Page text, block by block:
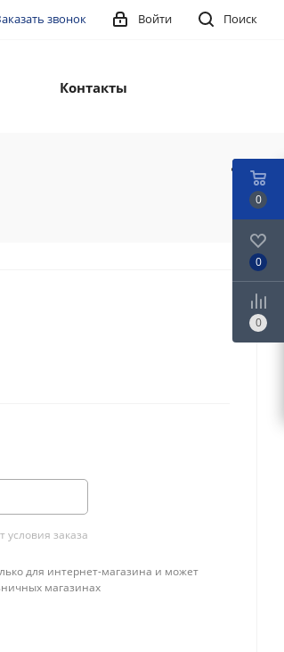
Поиск
Войти
звонок
Контакты
заказа
для интернет-магазина и может
магазинах
0
0
0